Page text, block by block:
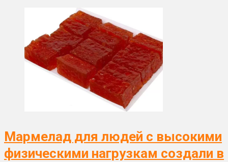
Мармелад для людей с высокими
физическими нагрузкам создали в